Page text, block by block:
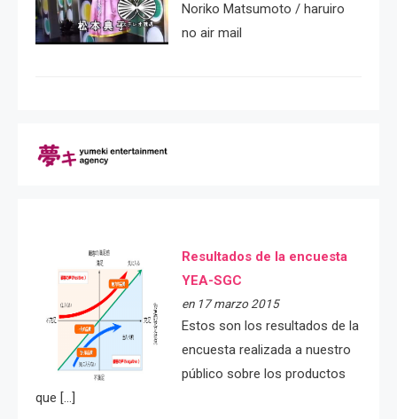
Noriko Matsumoto / haruiro
no air mail
Resultados de la encuesta
YEA-SGC
en 17 marzo 2015
Estos son los resultados de la
encuesta realizada a nuestro
público sobre los productos
que […]